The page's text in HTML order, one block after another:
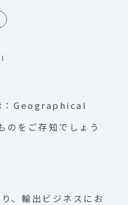
：Geographical
をご存知でしょう
、輸出ビジネスにお